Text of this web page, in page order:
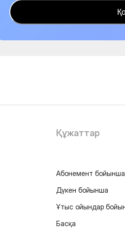
Құжаттар
Абонемент бойынша
Дүкен бойынша
Ұтыс ойындар
Басқа